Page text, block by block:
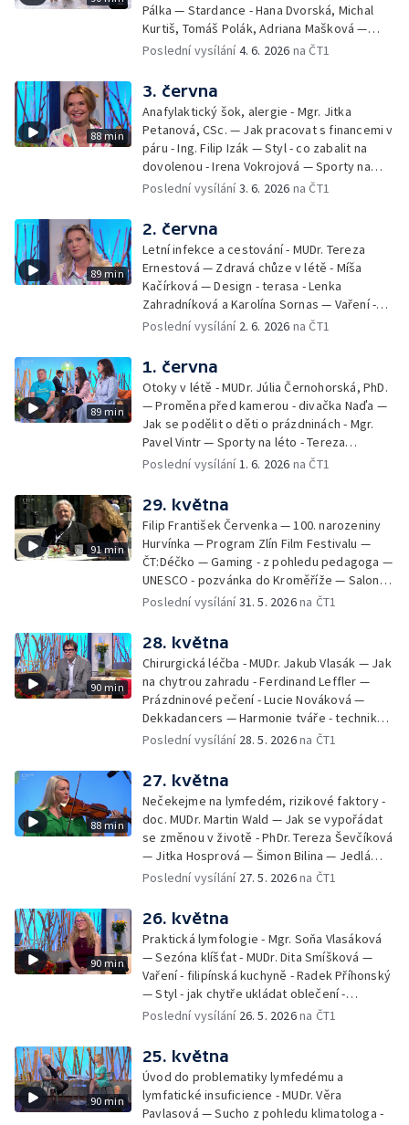
Pálka — Stardance - Hana Dvorská, Michal
Kurtiš, Tomáš Polák, Adriana Mašková —
Debbie — Dětský čin roku — Zooterapie -
Jírová — Patrik Eliáš — Sladké recepty na
léto - Míša Sedláčková
Poslední vysílání4. 6. 2026 na ČT1
88 min
3. června
Anafylaktický šok, alergie - Mgr. Jitka
Petanová, CSc. — Jak pracovat s financemi v
páru - Ing. Filip Izák — Styl - co zabalit na
dovolenou - Irena Vokrojová — Sporty na
léto - paddleboard — Alžběta Jungrová —
Heřmánková, Zdeněk Žák, Josef Vrána
Poslední vysílání3. 6. 2026 na ČT1
89 min
2. června
Letní infekce a cestování - MUDr. Tereza
Ernestová — Zdravá chůze v létě - Míša
Kačírková — Design - terasa - Lenka
Zahradníková a Karolína Sornas — Vaření -
jahody - Simona Machurová — Letní sporty -
— Batohy do školy i na prázdniny - Mirka
Belhová — Pramen - Ivan Ostrochovský
Poslední vysílání 2. 6. 2026 na ČT1
89 min
1. června
Otoky v létě - MUDr. Júlia Černohorská, PhD.
— Proměna před kamerou - divačka Naďa —
Jak se podělit o děti o prázdninách - Mgr.
Pavel Vintr — Sporty na léto - Tereza
Michalová — Černé ovce — Změny v
v Českém ráji - Tomáš Jeřábek, Magdalena
Borová, Eva Váchová
Poslední vysílání1. 6. 2026 na ČT1
91 min
29. května
Filip František Červenka — 100. narozeniny
Hurvínka — Program Zlín Film Festivalu —
ČT:Déčko — Gaming - z pohledu pedagoga —
UNESCO - pozvánka do Kroměříže — Salon
filmových klapek
Poslední vysílání31. 5. 2026na ČT1
90 min
28. května
Chirurgická léčba - MUDr. Jakub Vlasák — Jak
na chytrou zahradu - Ferdinand Leffler —
Prázdninové pečení - Lucie Nováková —
Dekkadancers — Harmonie tváře - techniky
přírodního omlazení - Martina Kavecká —
Petr Bednařík — Počasí s Michalem Žákem
Poslední vysílání 28. 5. 2026na ČT1
88 min
27. května
Nečekejme na lymfedém, rizikové faktory -
doc. MUDr. Martin Wald — Jak se vypořádat
se změnou v životě - PhDr. Tereza Ševčíková
— Jitka Hosprová — Šimon Bilina — Jedlá
zahrada - Petra Matějková — Kulturní tipy
Poslední vysílání 27. 5. 2026na ČT1
90 min
26. května
Praktická lymfologie - Mgr. Soňa Vlasáková
— Sezóna klíšťat - MUDr. Dita Smíšková —
Vaření - filipínská kuchyně - Radek Příhonský
— Styl - jak chytře ukládat oblečení -
Veronika Slaninová — Běháme s dětmi - jak
Schneiderová — Colours of Ostrava - Filip
Košťálek a Jan Vojtko — Tajemství křišťálové
planety - Jan Maxián, Petr Horák a Adélka
Hesová — Český svaz ochránců přírody - Eva
Šrailová
Poslední vysílání 26. 5. 2026na ČT1
90 min
25. května
Úvod do problematiky lymfedému a
lymfatické insuficience - MUDr. Věra
Pavlasová — Sucho z pohledu klimatologa -